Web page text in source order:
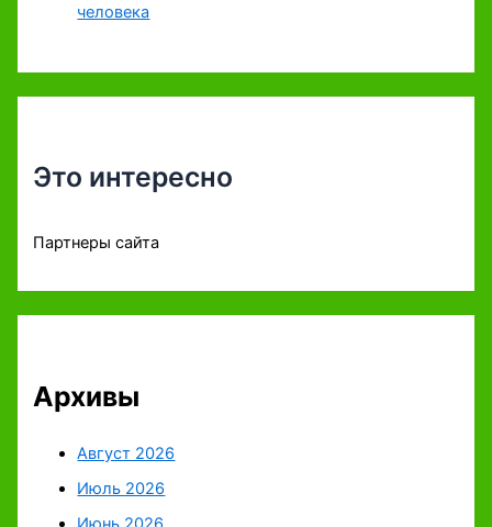
человека
Это интересно
Партнеры сайта
Архивы
Август 2026
Июль 2026